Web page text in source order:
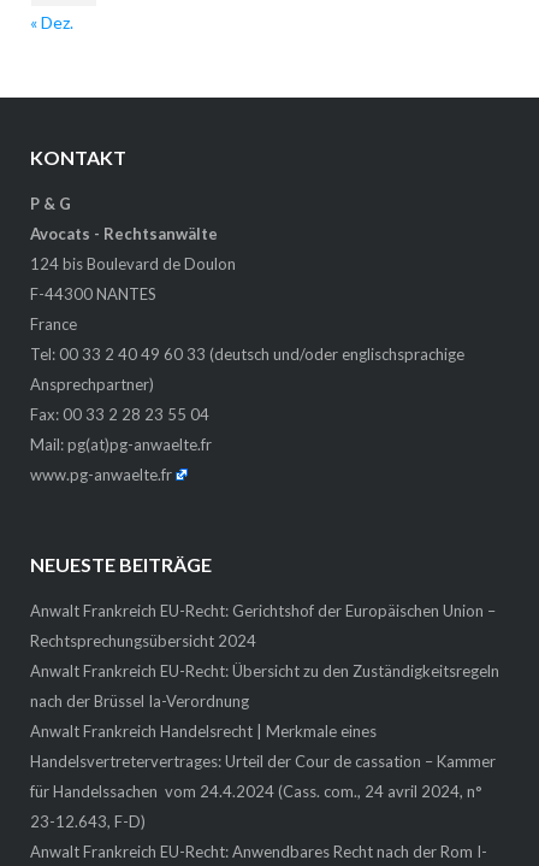
« Dez.
KONTAKT
P & G
Avocats - Rechtsanwälte
124 bis Boulevard de Doulon
F-44300 NANTES
France
Tel: 00 33 2 40 49 60 33 (deutsch und/oder englischsprachige
Ansprechpartner)
Fax: 00 33 2 28 23 55 04
Mail:pg(at)pg-anwaelte.fr
www.pg-anwaelte.fr
NEUESTE BEITRÄGE
Anwalt Frankreich EU-Recht: Gerichtshof der Europäischen Union –
Rechtsprechungsübersicht 2024
Anwalt Frankreich EU-Recht: Übersicht zu den Zuständigkeitsregeln
nach der Brüssel Ia-Verordnung
Anwalt Frankreich Handelsrecht | Merkmale eines
Handelsvertretervertrages: Urteil der Cour de cassation – Kammer
für Handelssachen vom 24.4.2024 (Cass. com., 24 avril 2024, n°
23-12.643, F-D)
Anwalt Frankreich EU-Recht: Anwendbares Recht nach der Rom I-